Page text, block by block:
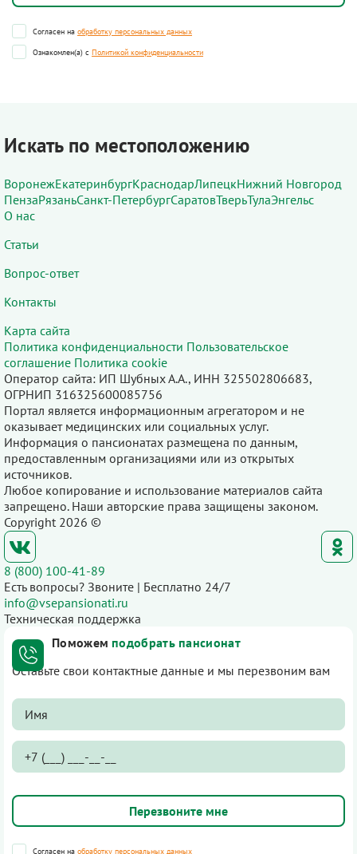
Согласен на обработку персональных данных
Ознакомлен(а) с Политикой конфиденциальности
Искать по местоположению
ВоронежЕкатеринбургКраснодарЛипецкНижний Новгород
ПензаРязаньСанкт-ПетербургСаратовТверьТулаЭнгельс
О нас
Статьи
Вопрос-ответ
Контакты
Карта сайта
Политика конфиденциальности Пользовательское
соглашение Политика cookie
Оператор сайта: ИП Шубных А.А., ИНН 325502806683,
ОГРНИП 316325600085756
Портал является информационным агрегатором и не
оказывает медицинских или социальных услуг.
Информация о пансионатах размещена по данным,
предоставленным организациями или из открытых
источников.
Любое копирование и использование материалов сайта
запрещено. Наши авторские права защищены законом.
Copyright 2026 ©
8 (800) 100-41-89
Есть вопросы? Звоните | Бесплатно 24/7
info@vsepansionati.ru
Техническая поддержка
Поможем подобрать пансионат
Оставьте свои контактные данные и мы перезвоним вам
Согласен на обработку персональных данных